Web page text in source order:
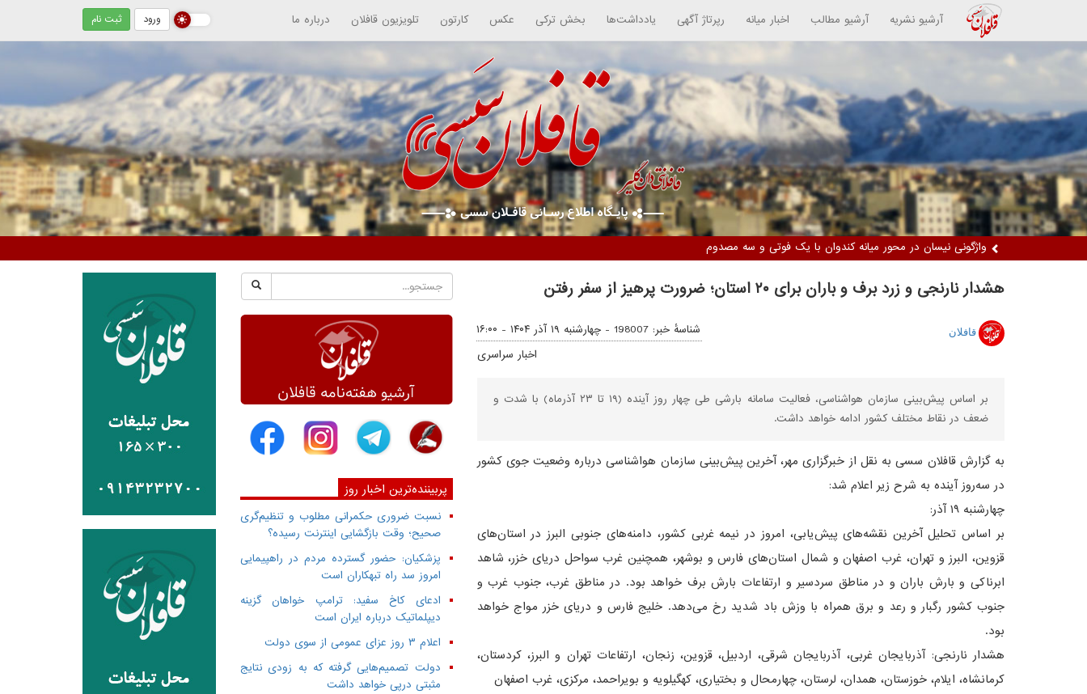
ورود ثبت نام آرشیو نشریه آرشیو مطالب اخبار میانه رپرتاژ آگهی یادداشت‌ها بخش ترکی عکس کارتون تلویزیون قافلان درباره ما
دستگیری دو زن متهم / کشف ۵ کیلوگرم مواد مخدر از نوع تریاک
هشدار نارنجی و زرد برف و باران برای ۲۰ استان؛ ضرورت پرهیز از سفر رفتن
قافلان شناسهٔ خبر: 198007 -
چهارشنبه ۱۹ آذر ۱۴۰۴ - ۱۶:۰۰
اخبار سراسری
بر اساس پیش‌بینی سازمان هواشناسی، فعالیت سامانه بارشی طی چهار روز آینده (۱۹ تا ۲۳ آذرماه) با شدت و
ضعف در نقاط مختلف کشور ادامه خواهد داشت.
به گزارش قافلان سسی به نقل از خبرگزاری مهر، آخرین پیش‌بینی سازمان هواشناسی درباره وضعیت جوی کشور
در سه‌روز آینده به شرح زیر اعلام شد:
چهارشنبه ۱۹ آذر:
بر اساس تحلیل آخرین نقشه‌های پیش‌یابی، امروز در نیمه غربی کشور، دامنه‌های جنوبی البرز در استان‌های
قزوین، البرز و تهران، غرب اصفهان و شمال استان‌های فارس و بوشهر، همچنین غرب سواحل دریای خزر، شاهد
ابرناکی و بارش باران و در مناطق سردسیر و ارتفاعات بارش برف خواهد بود. در مناطق غرب، جنوب غرب و
جنوب کشور رگبار و رعد و برق همراه با وزش باد شدید رخ می‌دهد. خلیج فارس و دریای خزر مواج خواهد
بود.
هشدار نارنجی: آذربایجان غربی، آذربایجان شرقی، اردبیل، قزوین، زنجان، ارتفاعات تهران و البرز، کردستان،
کرمانشاه، ایلام، خوزستان، همدان، لرستان، چهارمحال و بختیاری، کهگیلویه و بویراحمد، مرکزی، غرب اصفهان
پربیننده‌ترین اخبار روز
نسبت ضروری حکمرانی مطلوب و تنظیم‌گری
صحیح؛ وقت بازگشایی اینترنت رسیده؟
پزشکیان: حضور گسترده مردم در راهپیمایی
امروز سد راه تبهکاران است
ادعای کاخ سفید: ترامپ خواهان گزینه
دیپلماتیک درباره ایران است
اعلام ۳ روز عزای عمومی از سوی دولت
دولت تصمیم‌هایی گرفته که به زودی نتایج
مثبتی درپی خواهد داشت